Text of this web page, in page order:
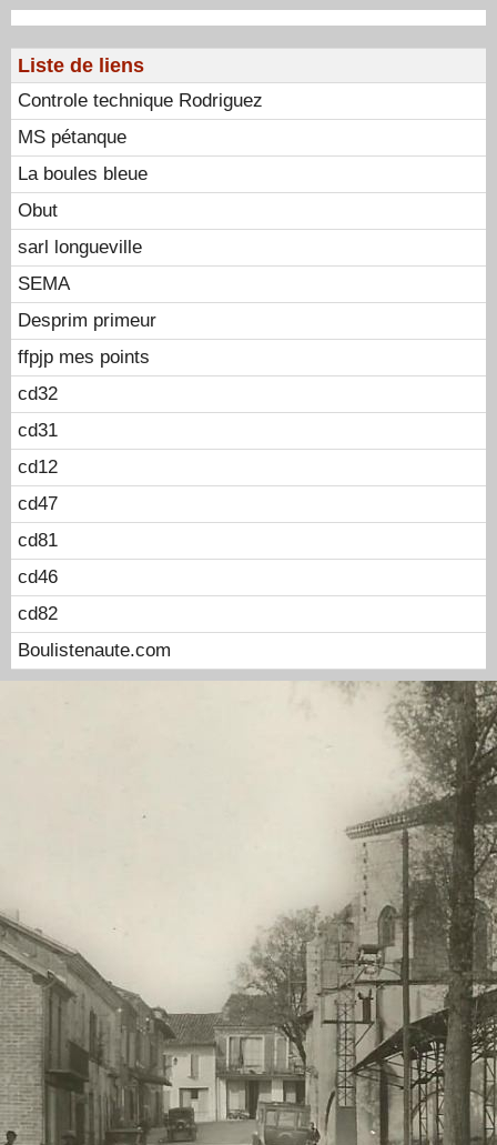
Liste de liens
Controle technique Rodriguez
MS pétanque
La boules bleue
Obut
sarl longueville
SEMA
Desprim primeur
ffpjp mes points
cd32
cd31
cd12
cd47
cd81
cd46
cd82
Boulistenaute.com